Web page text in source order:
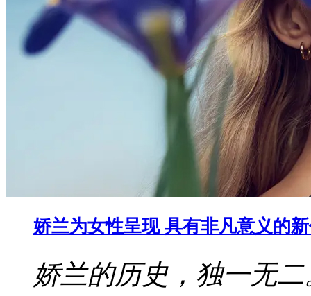
娇兰为女性呈现 具有非凡意义的
娇兰的历史，独一无